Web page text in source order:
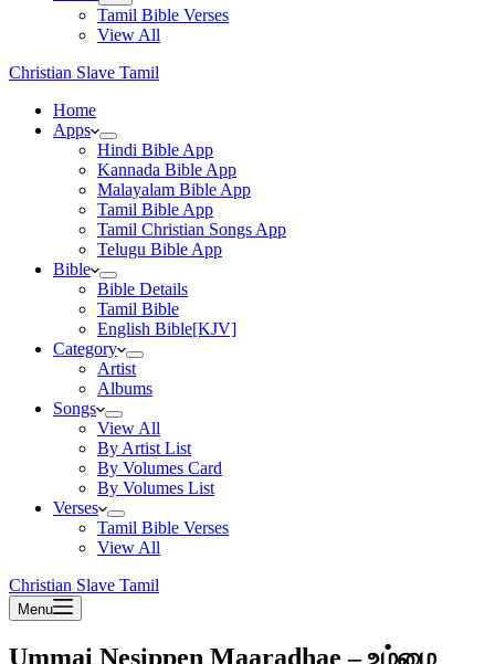
Tamil Bible Verses
View All
Christian Slave Tamil
Home
Apps
Hindi Bible App
Kannada Bible App
Malayalam Bible App
Tamil Bible App
Tamil Christian Songs App
Telugu Bible App
Bible
Bible Details
Tamil Bible
English Bible[KJV]
Category
Artist
Albums
Songs
View All
By Artist List
By Volumes Card
By Volumes List
Verses
Tamil Bible Verses
View All
Christian Slave Tamil
Menu
Ummai Nesippen Maaradhae – உம்மை